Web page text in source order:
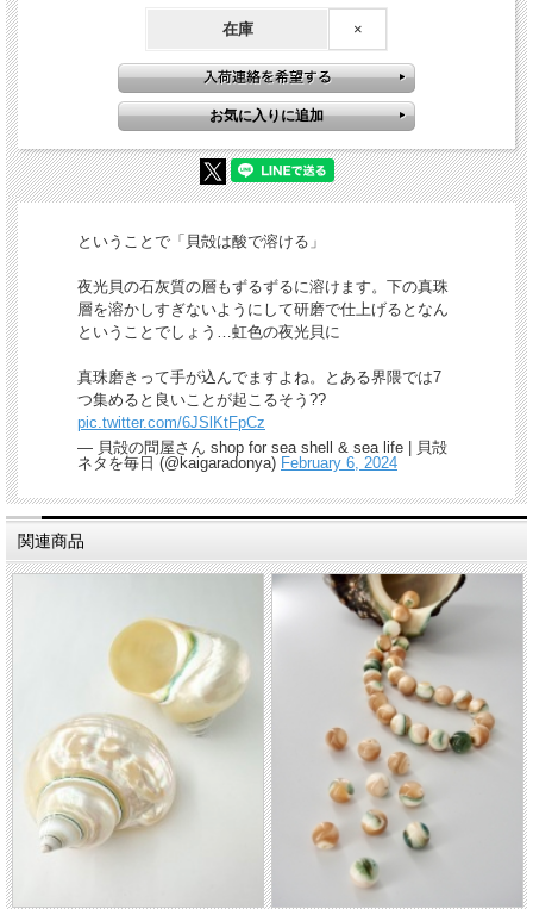
在庫 ×
ということで「貝殻は酸で溶ける」
夜光貝の石灰質の層もずるずるに溶けます。下の真珠
層を溶かしすぎないようにして研磨で仕上げるとなん
ということでしょう…虹色の夜光貝に
真珠磨きって手が込んでますよね。とある界隈では7
つ集めると良いことが起こるそう??
pic.twitter.com/6JSlKtFpCz
— 貝殻の問屋さん shop for sea shell & sea life | 貝殻
ネタを毎日 (@kaigaradonya) February 6, 2024
関連商品